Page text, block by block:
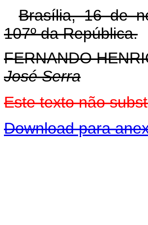
Brasília, 16 de
107º da República.
FERNANDO
José Serra
Este texto não
Download para